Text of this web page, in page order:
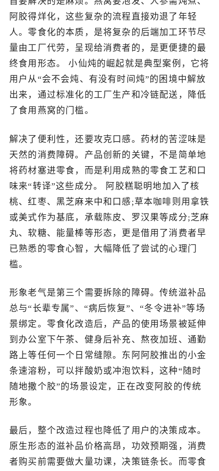
阿胶得烊化，这些复杂的流程直接劝退了年轻
人。零食化的本质，是将复杂的后端加工环节尽
量由工厂代劳，呈现给消费者的，是更便捷的最
终食用形态。 小仙炖的崛起就是典型案例，它将
用户从“会不会炖、有没有时间炖”的困境中解放
出来，通过标准化的工厂生产和冷链配送，降低
了食用燕窝的门槛。
解决了便利性，还要攻克口感。药材的苦涩味是
天然的消费障碍。产品创新的关键，不是简单地
将药材塞进零食，而是利用成熟的零食工艺和口
味来“转译”这些成分。 阿胶糕聪明地加入了核
桃、红枣、黑芝麻来中和口感;草本咖啡则用拿铁
或美式作为基底，承载陈皮、罗汉果等成分;芝麻
丸、软糖、能量棒等形态，更是借用了消费者早
已熟悉的零食心智，大幅降低了尝试的心理门
槛。
形象老气是第三个需要拆除的障碍。传统滋补品
总与“长辈专属”、“病后恢复”、“冬令进补”等场
景绑定。零食化改造后，产品的使用场景被延伸
到办公室下午茶、健身后补充、熬夜加班、通勤
路上等任何一个日常缝隙。东阿阿胶推出的小金
条速溶粉，可以拌酸奶或冲泡饮料，这种“随时
随地撒个胶”的场景设定，正在改变阿胶的传统
形象。
最后，整个改造过程也降低了用户的决策成本。
原生形态的滋补品价格高昂，功效预期强，消费
者购买前需要做大量功课，决策链条长。而零食